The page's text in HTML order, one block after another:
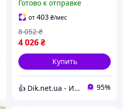
антипригарным
покрытием кастрюль
премиум XO-62
Готово к отправке
от403₴/мес
4 026₴
8 052 ₴
Купить
👍 Dik.net.ua - Интернет магазин 95%